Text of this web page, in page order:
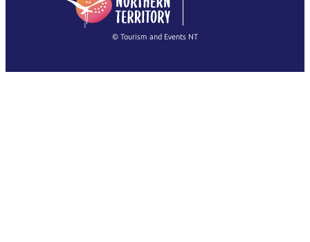
(Singapore)
Français
繁體中文
© Tourism and Events NT